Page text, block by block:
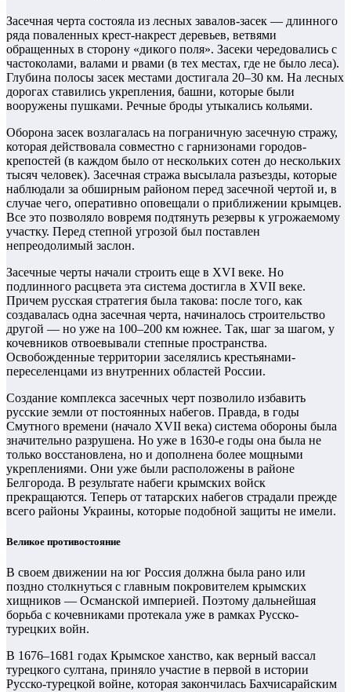
Засечная черта состояла из лесных завалов-засек — длинного
ряда поваленных крест-накрест деревьев, ветвями
обращенных в сторону «дикого поля». Засеки чередовались с
частоколами, валами и рвами (в тех местах, где не было леса).
Глубина полосы засек местами достигала 20–30 км. На лесных
дорогах ставились укрепления, башни, которые были
вооружены пушками. Речные броды утыкались кольями.
Оборона засек возлагалась на пограничную засечную стражу,
которая действовала совместно с гарнизонами городов-
крепостей (в каждом было от нескольких сотен до нескольких
тысяч человек). Засечная стража высылала разъезды, которые
наблюдали за обширным районом перед засечной чертой и, в
случае чего, оперативно оповещали о приближении крымцев.
Все это позволяло вовремя подтянуть резервы к угрожаемому
участку. Перед степной угрозой был поставлен
непреодолимый заслон.
Засечные черты начали строить еще в XVI веке. Но
подлинного расцвета эта система достигла в XVII веке.
Причем русская стратегия была такова: после того, как
создавалась одна засечная черта, начиналось строительство
другой — но уже на 100–200 км южнее. Так, шаг за шагом, у
кочевников отвоевывали степные пространства.
Освобожденные территории заселялись крестьянами-
переселенцами из внутренних областей России.
Создание комплекса засечных черт позволило избавить
русские земли от постоянных набегов. Правда, в годы
Смутного времени (начало XVII века) система обороны была
значительно разрушена. Но уже в 1630‑е годы она была не
только восстановлена, но и дополнена более мощными
укреплениями. Они уже были расположены в районе
Белгорода. В результате набеги крымских войск
прекращаются. Теперь от татарских набегов страдали прежде
всего районы Украины, которые подобной защиты не имели.
Великое противостояние
В своем движении на юг Россия должна была рано или
поздно столкнуться с главным покровителем крымских
хищников — Османской империей. Поэтому дальнейшая
борьба с кочевниками протекала уже в рамках Русско-
турецких войн.
В 1676–1681 годах Крымское ханство, как верный вассал
турецкого султана, приняло участие в первой в истории
Русско-турецкой войне, которая закончилась Бахчисарайским